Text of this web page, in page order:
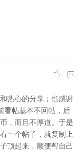
热心的分享；也感谢
看帖基本不回帖，后
，而且不厚道。于是
一个帖子，就复制上
顶起来，顺便帮自己